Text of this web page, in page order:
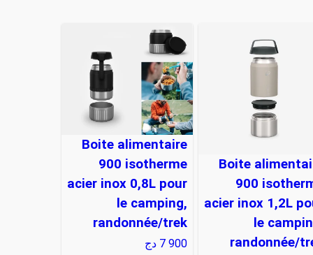
Boite
900
acier inox 1,2L
le
randonnée/
Boite alimentaire
900 isotherme
acier inox 0,8L pour
le camping,
randonnée/trek
7 900 دج